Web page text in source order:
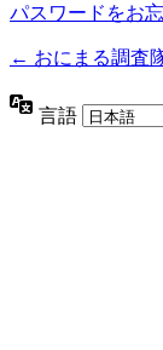
パスワードをお
← おにまる調査
言語